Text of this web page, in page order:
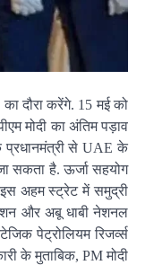
दौरा करेंगे. 15 मई को
मोदी का अंतिम पड़ाव
प्रधानमंत्री से UAE के
सकता है. ऊर्जा सहयोग
अहम स्ट्रेट में समुद्री
और अबू धाबी नेशनल
पेट्रोलियम रिजर्व्स
के मुताबिक, PM मोदी